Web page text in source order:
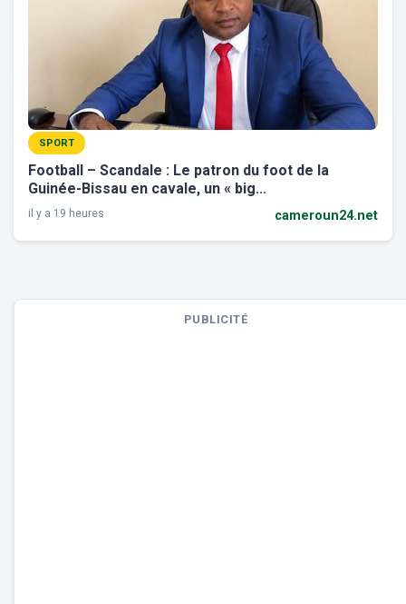
SPORT
Football – Scandale : Le patron du foot de la
Guinée-Bissau en cavale, un « big...
il y a 19 heures cameroun24.net
PUBLICITÉ